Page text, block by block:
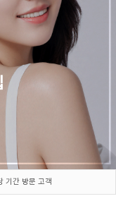
기간 방문 고객